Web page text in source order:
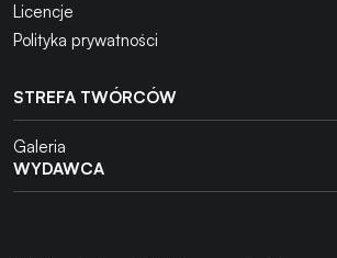
Licencje
Polityka prywatności
STREFA TWÓRCÓW
Galeria
WYDAWCA